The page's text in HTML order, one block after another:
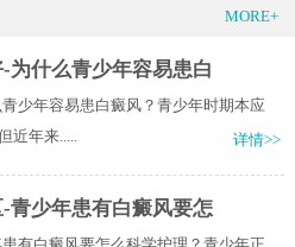
MORE+
为什么青少年容易患白
少年容易患白癜风？青少年时期本应
近年来.....
详情>>
青少年患有白癜风要怎